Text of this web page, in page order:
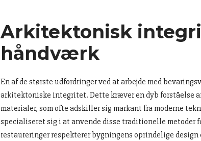
Arkitektonisk
håndværk
En af de største udfordringer ved at arbejde med
arkitektoniske integritet. Dette kræver en dyb forståelse
materialer, som ofte adskiller sig markant fra moderne
specialiseret sig i at anvende disse traditionelle metoder
restaureringer respekterer bygningens oprindelige